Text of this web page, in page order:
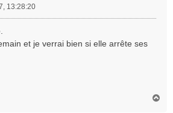
13:28:20
et je verrai bien si elle arrête ses